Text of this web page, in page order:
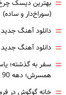
= بهترین دیسک
(سوراخ‌دار و ساده)
= دانلود آهنگ
= دانلود آهنگ
= سفر به گذشته؛
همسرش؛ دهه 90
خانه گوگوش در